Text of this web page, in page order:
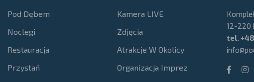
Pod Dębem
Noclegi
Restauracja
Przystań
Kamera LIVE
Zdjęcia
Atrakcje W Okolicy
Organizacja Imprez
12-220
tel.